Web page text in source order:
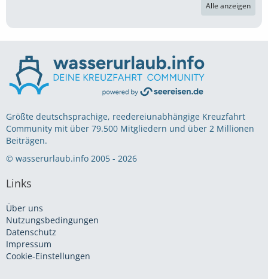
Alle anzeigen
Größte deutschsprachige, reedereiunabhängige Kreuzfahrt
Community mit über 79.500 Mitgliedern und über 2 Millionen
Beiträgen.
© wasserurlaub.info 2005 - 2026
Links
Über uns
Nutzungsbedingungen
Datenschutz
Impressum
Cookie-Einstellungen